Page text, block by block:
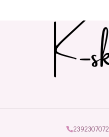
2392307072